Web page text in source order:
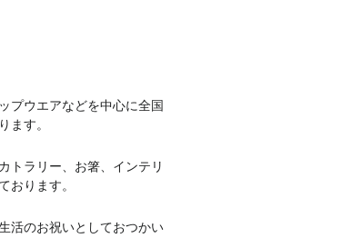
ウエアなどを中心に全国
す。
トラリー、お箸、インテリ
おります。
活のお祝いとしておつかい